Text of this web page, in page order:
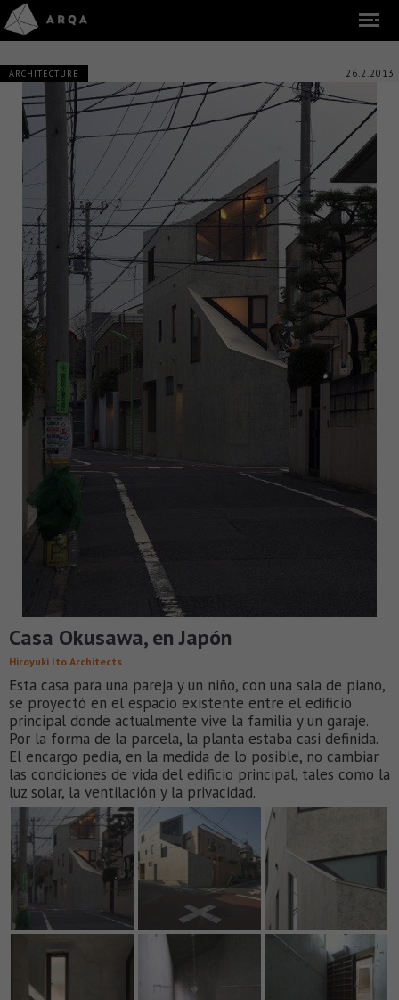
ARCHITECTURE 26.2.2013
Casa Okusawa, en Japón
Hiroyuki Ito Architects
Esta casa para una pareja y un niño, con una sala de piano,
se proyectó en el espacio existente entre el edificio
principal donde actualmente vive la familia y un garaje.
Por la forma de la parcela, la planta estaba casi definida.
El encargo pedía, en la medida de lo posible, no cambiar
las condiciones de vida del edificio principal, tales como la
luz solar, la ventilación y la privacidad.